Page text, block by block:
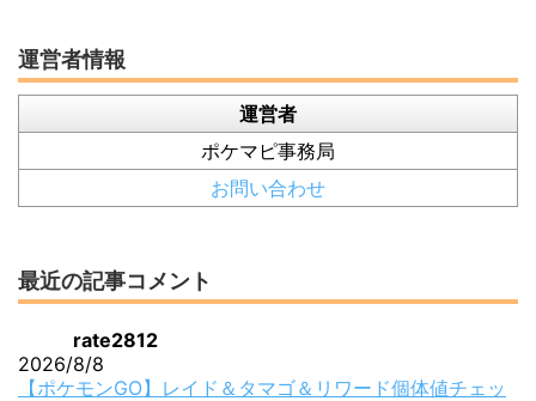
運営者情報
運営者
ポケマピ事務局
お問い合わせ
最近の記事コメント
rate2812
2026/8/8
【ポケモンGO】レイド＆タマゴ＆リワード個体値チェッ